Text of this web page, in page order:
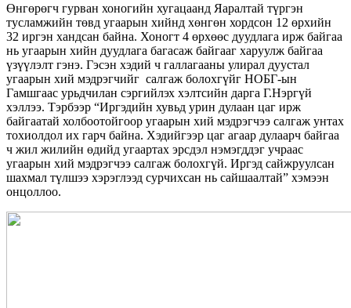
Өнгөрөгч гурван хоногийн хугацаанд Яаралтай түргэн
тусламжийн төвд угаарын хийнд хөнгөн хордсон 12 өрхийн
32 иргэн хандсан байна. Хоногт 4 өрхөөс дуудлага ирж байгаа
нь угаарын хийн дуудлага багасаж байгааг харуулж байгаа
үзүүлэлт гэнэ. Гэсэн хэдий ч галлагааны улирал дуустал
угаарын хий мэдрэгчийг салгаж болохгүйг НОБГ-ын
Гамшгаас урьдчилан сэргийлэх хэлтсийн дарга Г.Нэргүй
хэллээ. Тэрбээр “Иргэдийн хувьд урин дулаан цаг ирж
байгаатай холбоотойгоор угаарын хий мэдрэгчээ салгаж унтах
тохиолдол их гарч байна. Хэдийгээр цаг агаар дулаарч байгаа
ч жил жилийн өдийд угаартах эрсдэл нэмэгддэг учраас
угаарын хий мэдрэгчээ салгаж болохгүй. Иргэд сайжруулсан
шахмал түлшээ хэрэглээд сурчихсан нь сайшаалтай” хэмээн
онцоллоо.